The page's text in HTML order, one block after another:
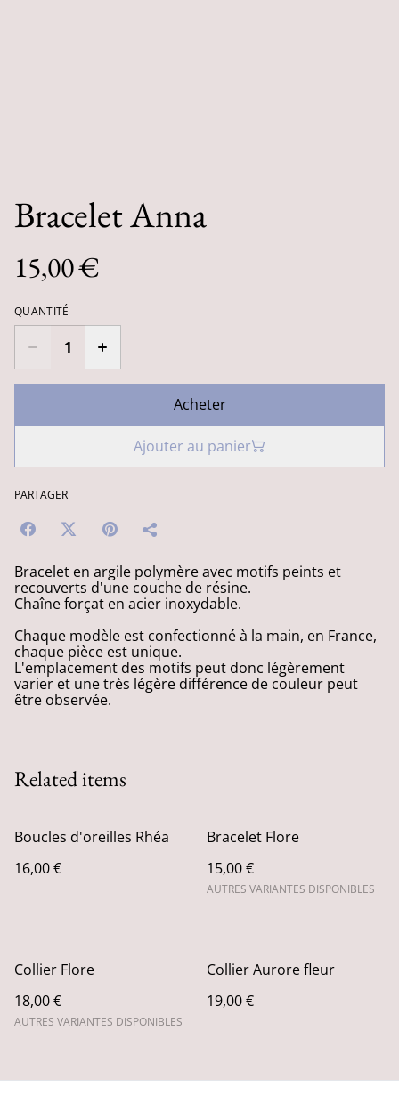
Bracelet Anna
15,00 €
QUANTITÉ
Acheter
Ajouter au panier
PARTAGER
Bracelet en argile polymère avec motifs peints et
recouverts d'une couche de résine.
Chaîne forçat en acier inoxydable.
Chaque modèle est confectionné à la main, en France,
chaque pièce est unique.
L'emplacement des motifs peut donc légèrement
varier et une très légère différence de couleur peut
être observée.
Related items
Boucles d'oreilles Rhéa
16,00 €
Bracelet Flore
15,00 €
AUTRES VARIANTES DISPONIBLES
Collier Flore
18,00 €
AUTRES VARIANTES DISPONIBLES
Collier Aurore fleur
19,00 €